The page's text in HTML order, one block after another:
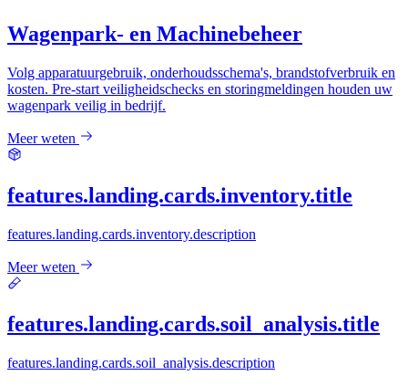
Wagenpark- en Machinebeheer
Volg apparatuurgebruik, onderhoudsschema's, brandstofverbruik en
kosten. Pre-start veiligheidschecks en storingmeldingen houden uw
wagenpark veilig in bedrijf.
Meer weten
features.landing.cards.inventory.title
features.landing.cards.inventory.description
Meer weten
features.landing.cards.soil_analysis.title
features.landing.cards.soil_analysis.description